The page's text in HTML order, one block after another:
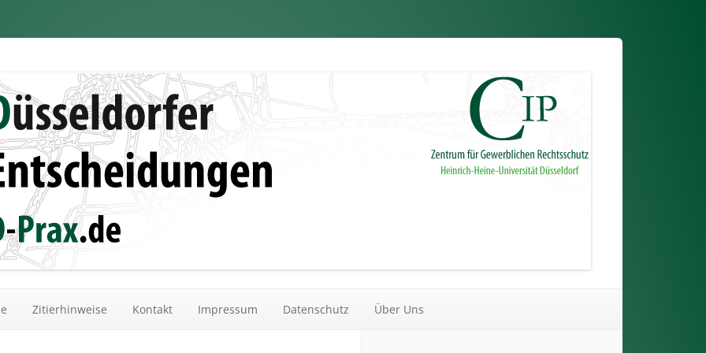
Zitierhinweise Kontakt Impressum Datenschutz Über Uns